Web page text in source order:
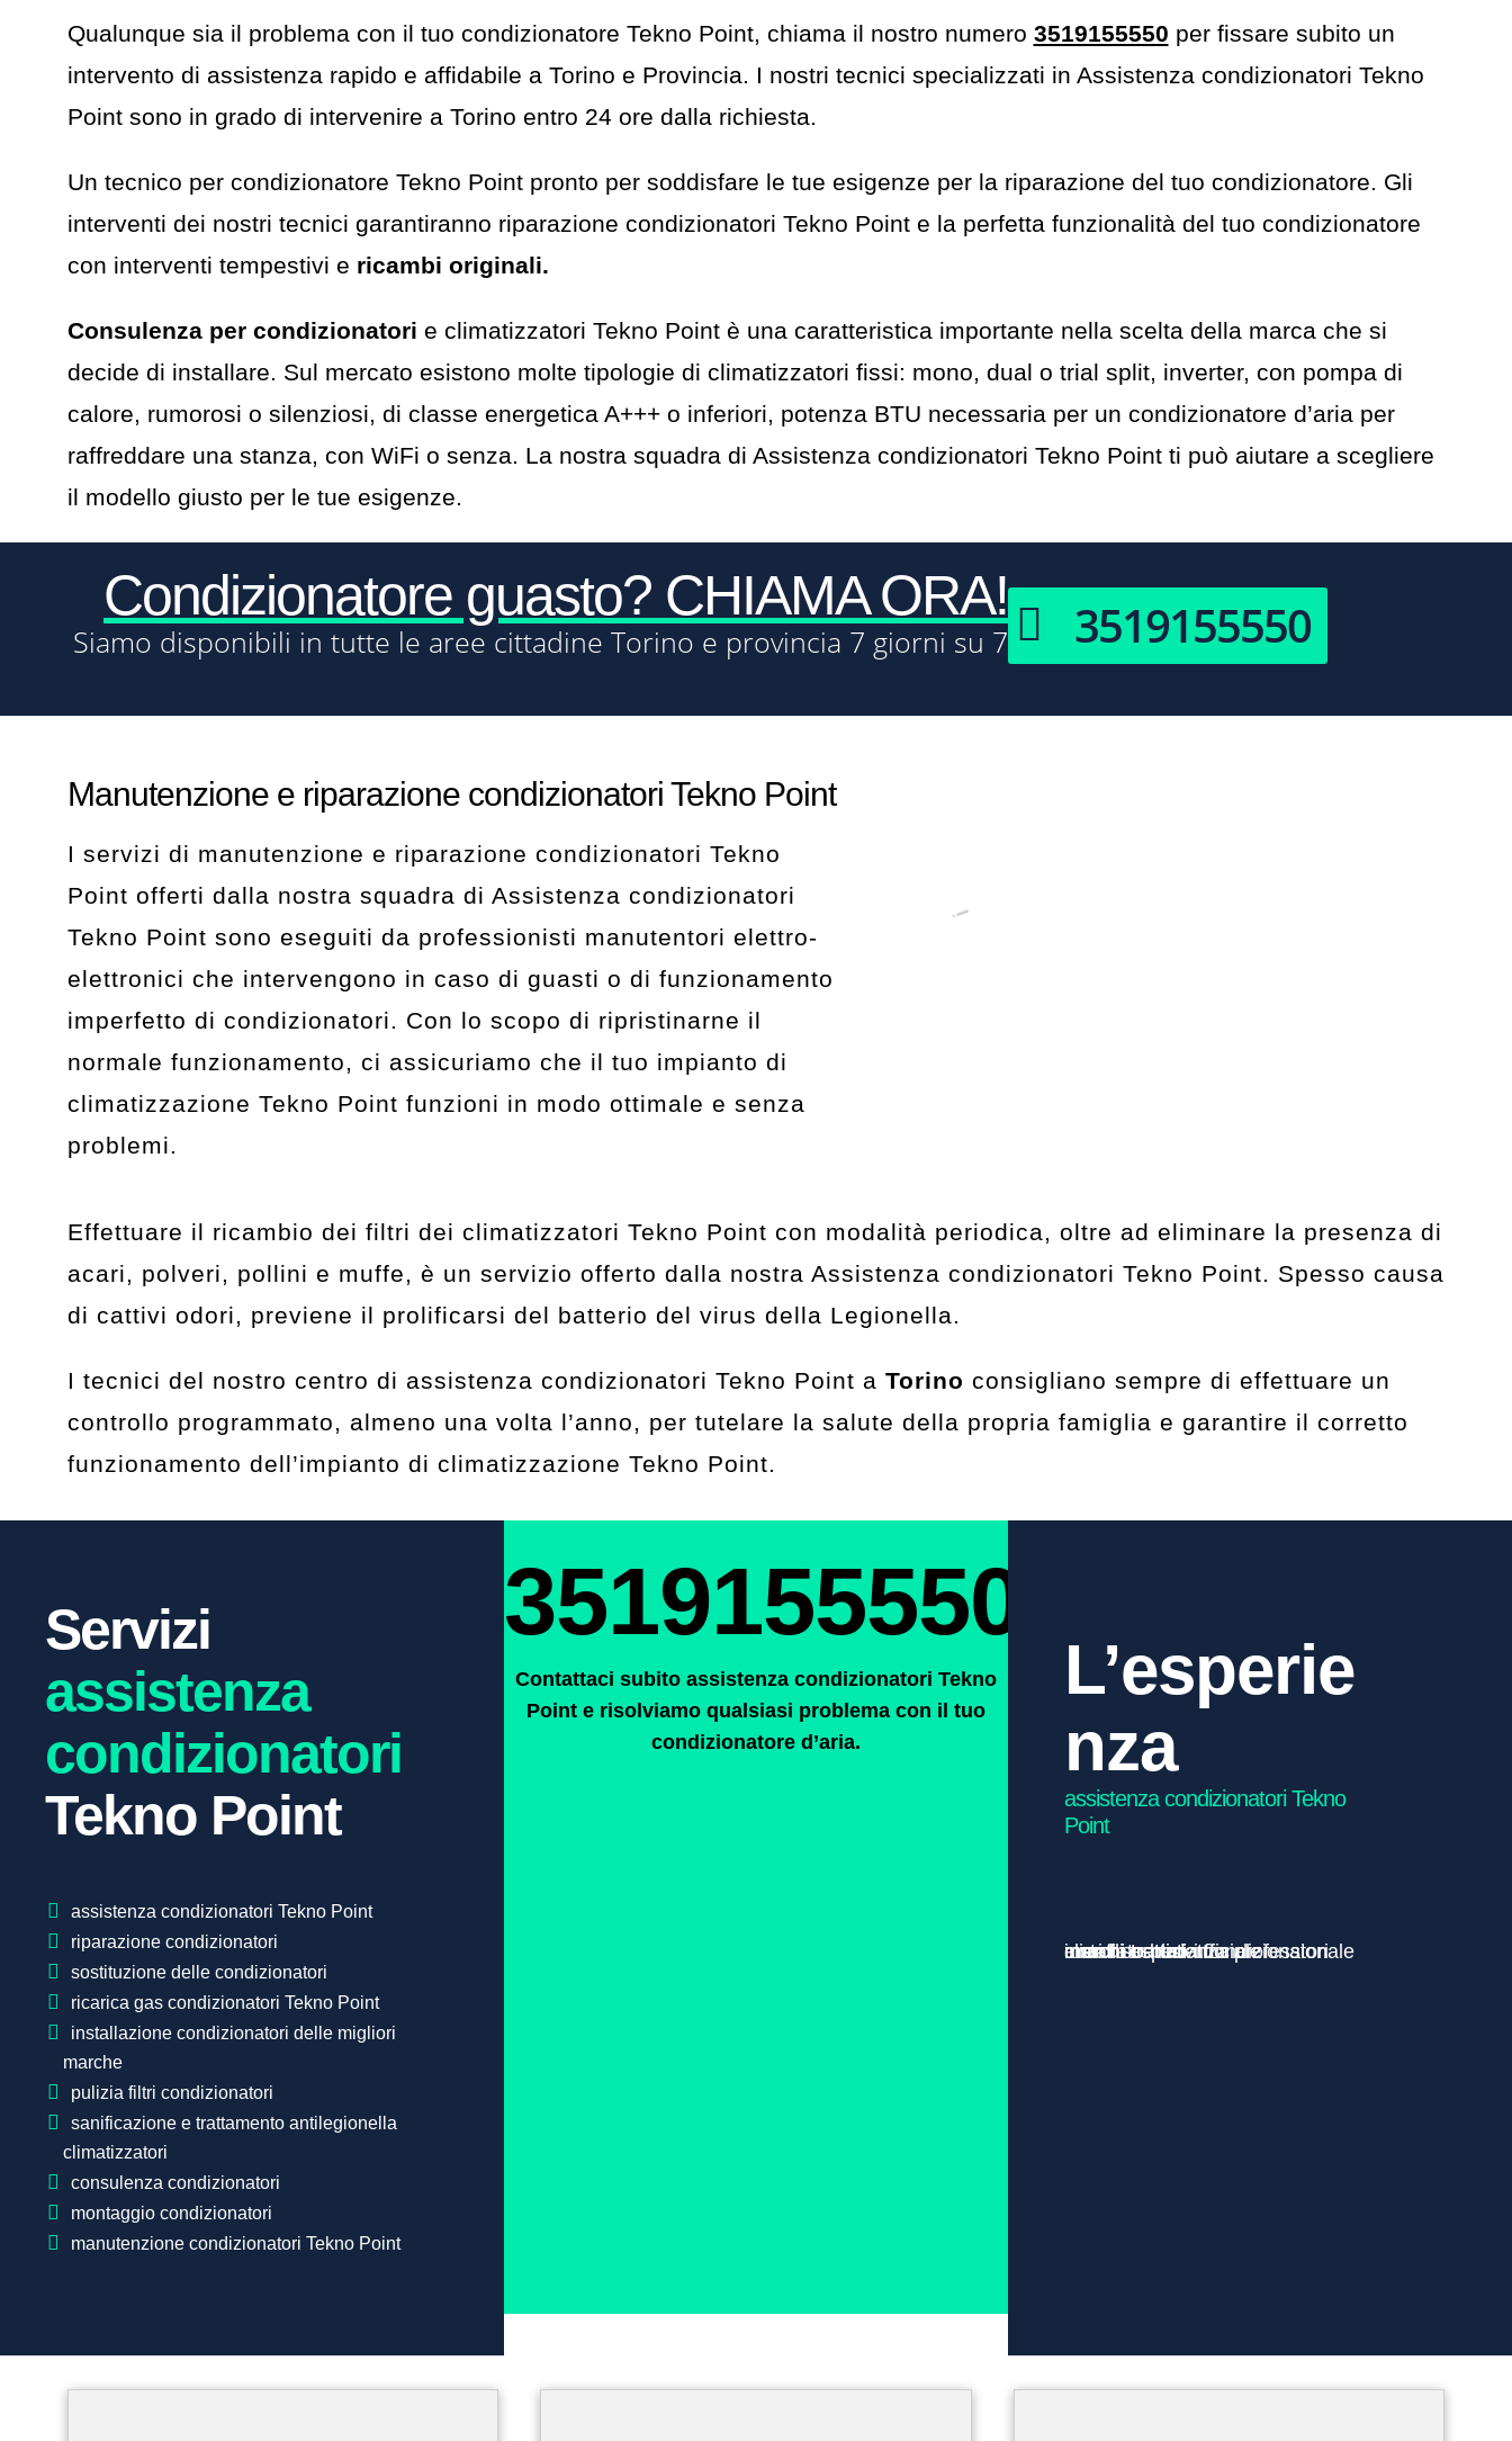
Qualunque sia il problema con il tuo condizionatore Tekno Point, chiama il nostro numero 3519155550 per fissare subito un
intervento di assistenza rapido e affidabile a Torino e Provincia. I nostri tecnici specializzati in Assistenza condizionatori Tekno
Point sono in grado di intervenire a Torino entro 24 ore dalla richiesta.
Un tecnico per condizionatore Tekno Point pronto per soddisfare le tue esigenze per la riparazione del tuo condizionatore. Gli
interventi dei nostri tecnici garantiranno riparazione condizionatori Tekno Point e la perfetta funzionalità del tuo condizionatore
con interventi tempestivi e ricambi originali.
Consulenza per condizionatori e climatizzatori Tekno Point è una caratteristica importante nella scelta della marca che si
decide di installare. Sul mercato esistono molte tipologie di climatizzatori fissi: mono, dual o trial split, inverter, con pompa di
calore, rumorosi o silenziosi, di classe energetica A+++ o inferiori, potenza BTU necessaria per un condizionatore d’aria per
raffreddare una stanza, con WiFi o senza. La nostra squadra di Assistenza condizionatori Tekno Point ti può aiutare a scegliere
il modello giusto per le tue esigenze.
Condizionatore guasto? CHIAMA ORA!
Siamo disponibili in tutte le aree cittadine Torino e provincia 7 giorni su 7 3519155550
Manutenzione e riparazione condizionatori Tekno Point
I servizi di manutenzione e riparazione condizionatori Tekno
Point offerti dalla nostra squadra di Assistenza condizionatori
Tekno Point sono eseguiti da professionisti manutentori elettro-
elettronici che intervengono in caso di guasti o di funzionamento
imperfetto di condizionatori. Con lo scopo di ripristinarne il
normale funzionamento, ci assicuriamo che il tuo impianto di
climatizzazione Tekno Point funzioni in modo ottimale e senza
problemi.
Effettuare il ricambio dei filtri dei climatizzatori Tekno Point con modalità periodica, oltre ad eliminare la presenza di
acari, polveri, pollini e muffe, è un servizio offerto dalla nostra Assistenza condizionatori Tekno Point. Spesso causa
di cattivi odori, previene il prolificarsi del batterio del virus della Legionella.
I tecnici del nostro centro di assistenza condizionatori Tekno Point a Torino consigliano sempre di effettuare un
controllo programmato, almeno una volta l’anno, per tutelare la salute della propria famiglia e garantire il corretto
funzionamento dell’impianto di climatizzazione Tekno Point.
Servizi
assistenza
condizionatori
Tekno Point
assistenza condizionatori Tekno Point
riparazione condizionatori
sostituzione delle condizionatori
ricarica gas condizionatori Tekno Point
installazione condizionatori delle migliori
marche
pulizia filtri condizionatori
sanificazione e trattamento antilegionella
climatizzatori
consulenza condizionatori
montaggio condizionatori
manutenzione condizionatori Tekno Point
3519155550
Contattaci subito assistenza condizionatori Tekno
Point e risolviamo qualsiasi problema con il tuo
condizionatore d’aria.
L’esperie
nza
assistenza condizionatori Tekno
Point